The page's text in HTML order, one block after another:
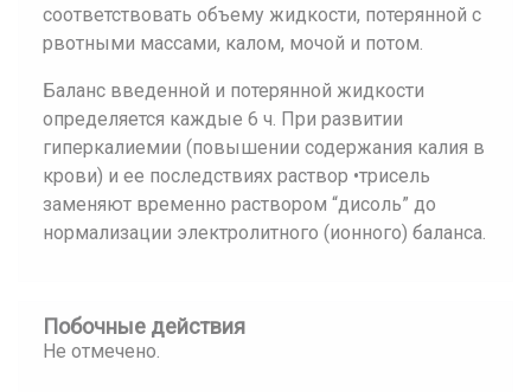
соответствовать объему жидкости, потерянной с
рвотными массами, калом, мочой и потом.
Баланс введенной и потерянной жидкости
определяется каждые 6 ч. При развитии
гиперкалиемии (повышении содержания калия в
крови) и ее последствиях раствор •трисель
заменяют временно раствором “дисоль” до
нормализации электролитного (ионного) баланса.
Побочные действия
Не отмечено.